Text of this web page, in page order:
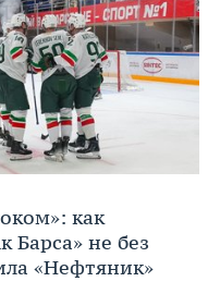
как
Барса» не без
«Нефтяник»